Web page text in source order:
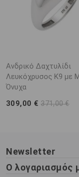
Ανδρικό Δαχτυλίδι
Λευκόχρυσος K9 με
Όνυχα
309,00 €371,00 €
Newsletter
Ο λογαριασμός